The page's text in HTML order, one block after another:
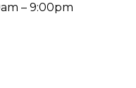
– 9:00pm